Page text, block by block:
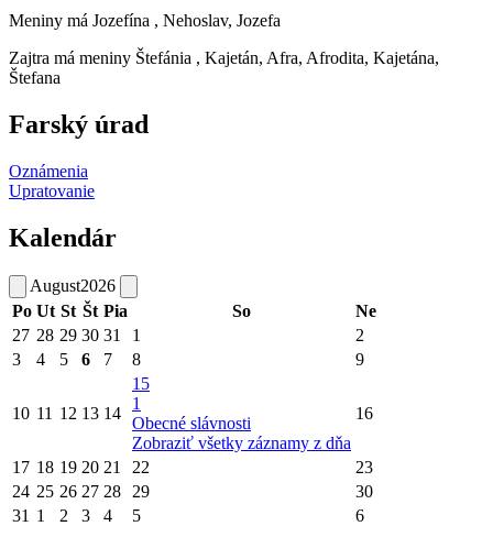
Meniny má Jozefína , Nehoslav, Jozefa
Zajtra má meniny Štefánia , Kajetán, Afra, Afrodita, Kajetána,
Štefana
Farský úrad
Oznámenia
Upratovanie
Kalendár
August2026
Po Ut St Št Pia So
Ne
27 28 29 30 31 1
2
3
4 5 6 7 8 9
10 11 12 13 14
15
1
Obecné slávnosti
Zobraziť všetky záznamy z dňa
16
17 18 19 20 21 22
23
24 25 26 27 28 29
30
31 1 2 3 4 5 6